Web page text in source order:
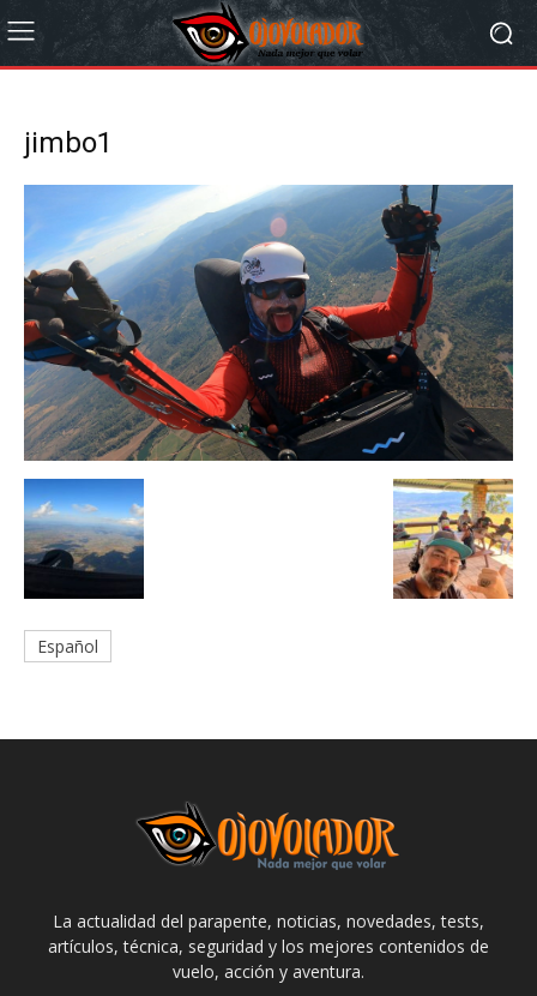
jimbo1
Español
La actualidad del parapente, noticias, novedades, tests,
artículos, técnica, seguridad y los mejores contenidos de
vuelo, acción y aventura.